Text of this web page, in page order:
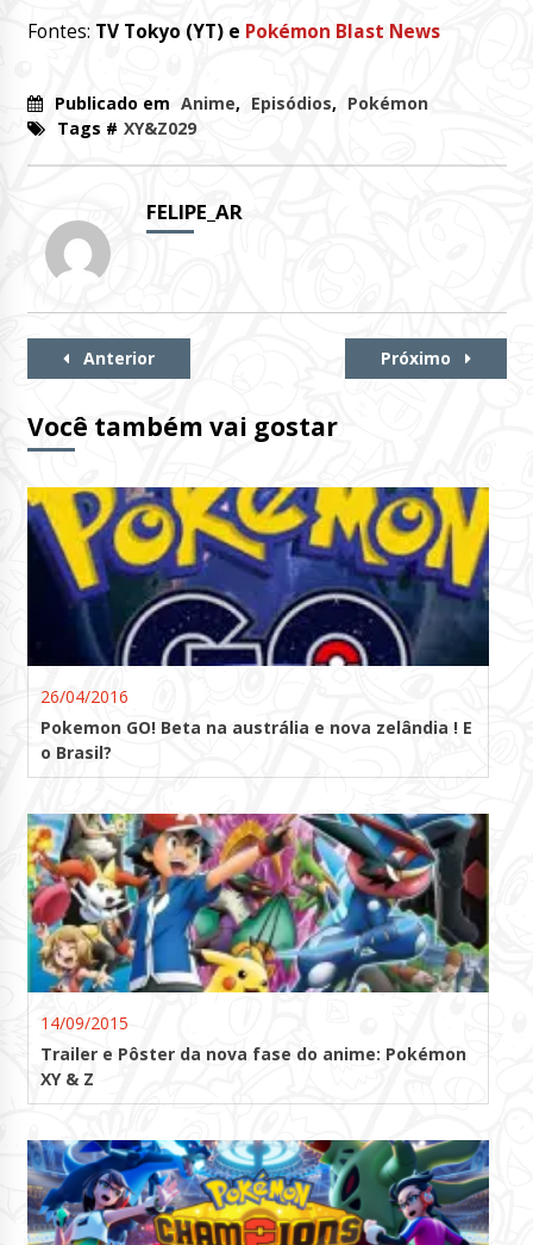
Fontes: TV Tokyo (YT) e Pokémon Blast News
Publicado em Anime, Episódios, Pokémon
Tags # XY&Z029
FELIPE_AR
Continue
Anterior Próximo
Você também vai gostar
26/04/2016
Pokemon GO! Beta na austrália e nova zelândia ! E
o Brasil?
14/09/2015
Trailer e Pôster da nova fase do anime: Pokémon
XY & Z